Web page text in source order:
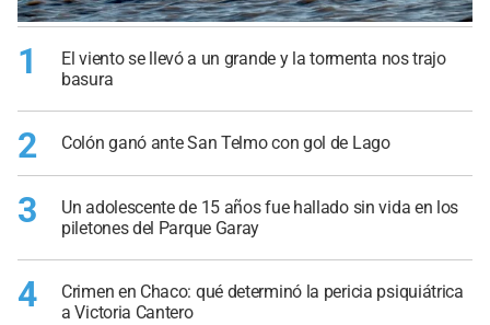
1
El viento se llevó a un grande y la tormenta nos trajo
basura
2 Colón ganó ante San Telmo con gol de Lago
3
Un adolescente de 15 años fue hallado sin vida en los
piletones del Parque Garay
4
Crimen en Chaco: qué determinó la pericia psiquiátrica
a Victoria Cantero